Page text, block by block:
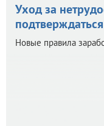
Уход за
Новые правила